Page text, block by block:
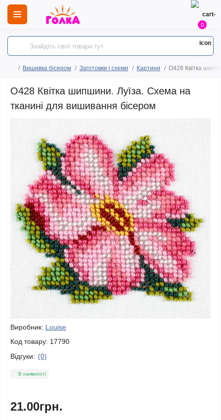
0
Вишивка бісером Заготовки і схеми Картини O428 Квітка
O428 Квітка шипшини. Луїза. Схема на
тканині для вишивання бісером
Виробник: Louise
Код товару: 17790
Відгуки: (0)
В наявності
21.00грн.